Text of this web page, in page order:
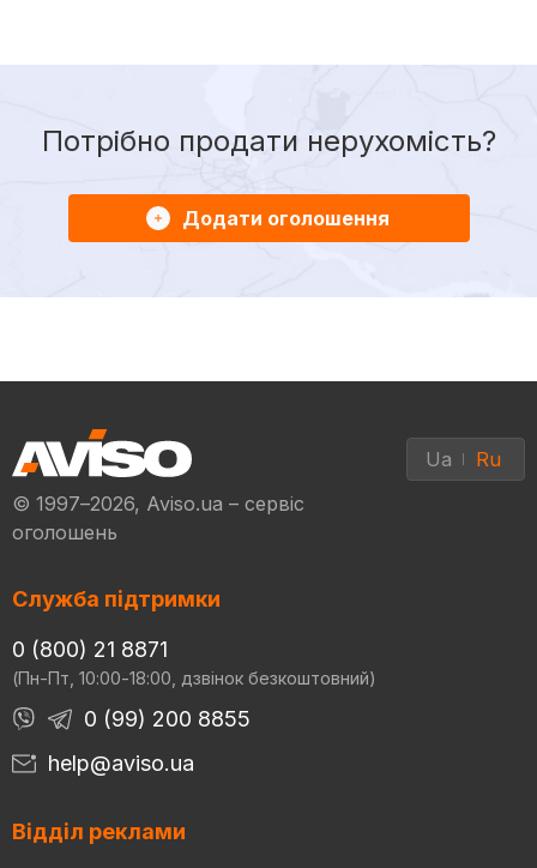
Потрібно продати нерухомість?
Додати оголошення
© 1997–2026, Aviso.ua – сервіс
оголошень
Ua Ru
Служба підтримки
0 (800) 21 8871
(Пн-Пт, 10:00-18:00, дзвінок безкоштовний)
0 (99) 200 8855
help@aviso.ua
Відділ реклами